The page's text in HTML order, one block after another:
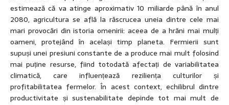
estimează că va atinge aproximativ 10 miliarde până în anul
2080, agricultura se află la răscrucea uneia dintre cele mai
mari provocări din istoria omenirii: aceea de a hrăni mai mulți
oameni, protejând în același timp planeta. Fermierii sunt
supuși unei presiuni constante de a produce mai mult folosind
mai puține resurse, fiind totodată afectați de variabilitatea
climatică, care influențează reziliența culturilor și
profitabilitatea fermelor. În acest context, echilibrul dintre
productivitate și sustenabilitate depinde tot mai mult de